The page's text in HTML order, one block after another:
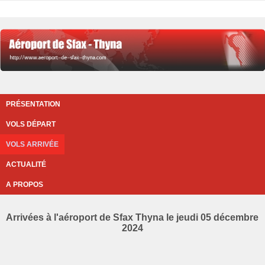
PRÉSENTATION
VOLS DÉPART
VOLS ARRIVÉE
ACTUALITÉ
A PROPOS
Arrivées à l'aéroport de Sfax Thyna le jeudi 05 décembre
2024